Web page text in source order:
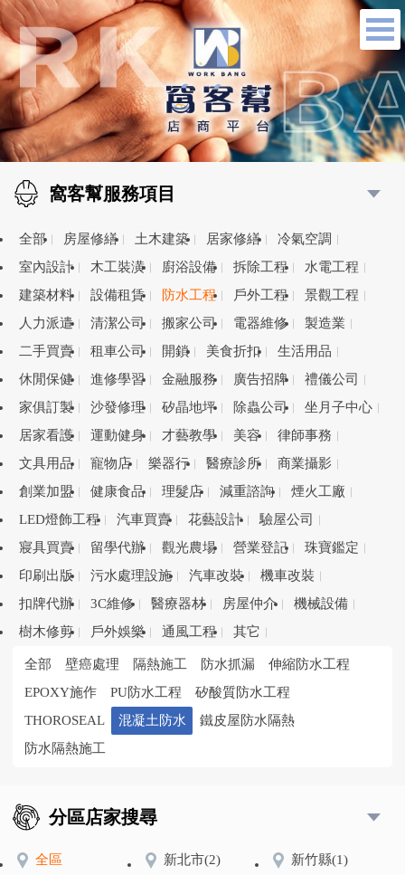
窩客幫服務項目
全部 房屋修繕 土木建築 居家修繕
冷氣空調
室內設計
木工裝潢 廚浴設備 拆除工程
水電工程
建築材料
設備租賃 防水工程 戶外工程
景觀工程
人力派遣
清潔公司 搬家公司 電器維修
製造業
二手買賣
租車公司 開鎖 美食折扣
生活用品
休閒保健
進修學習 金融服務 廣告招牌
禮儀公司
家俱訂製
沙發修理 矽晶地坪 除蟲公司
坐月子中心
居家看護
運動健身 才藝教學 美容
律師事務
文具用品
寵物店 樂器行 醫療診所
商業攝影
創業加盟
健康食品 理髮店 減重諮詢
煙火工廠
LED燈飾工程
汽車買賣 花藝設計
驗屋公司
寢具買賣
留學代辦 觀光農場 營業登記
珠寶鑑定
印刷出版
污水處理設施 汽車改裝
機車改裝
扣牌代辦
3C維修 醫療器材 房屋仲介
機械設備
樹木修剪
戶外娛樂 通風工程 其它
全部 壁癌處理 隔熱施工 防水抓漏
伸縮防水工程
EPOXY施作
PU防水工程
矽酸質防水工程
THOROSEAL
混凝土防水
鐵皮屋防水隔熱
防水隔熱施工
分區店家搜尋
全區 新北市(2) 新竹縣(1)